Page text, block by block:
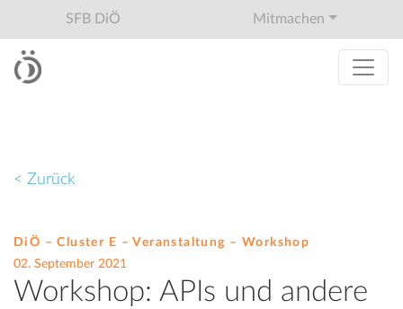
SFB DiÖ Mitmachen
< Zurück
DiÖ – Cluster E – Veranstaltung – Workshop
02. September 2021
Workshop: APIs und andere